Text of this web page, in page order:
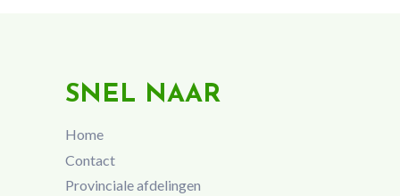
SNEL NAAR
Home
Contact
Provinciale afdelingen